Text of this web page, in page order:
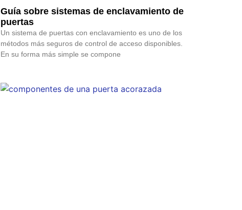
Guía sobre sistemas de enclavamiento de
puertas
Un sistema de puertas con enclavamiento es uno de los
métodos más seguros de control de acceso disponibles.
En su forma más simple se compone